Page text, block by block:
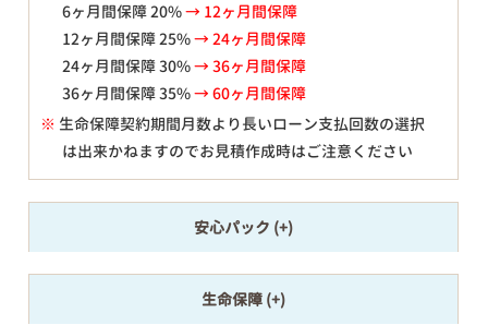
6ヶ月間保障 20%→ 12ヶ月間保障
12ヶ月間保障 25%→ 24ヶ月間保障
24ヶ月間保障 30%→ 36ヶ月間保障
36ヶ月間保障 35%→ 60ヶ月間保障
※ 生命保障契約期間月数より長いローン支払回数の選択
は出来かねますのでお見積作成時はご注意ください
安心パック
生命保障